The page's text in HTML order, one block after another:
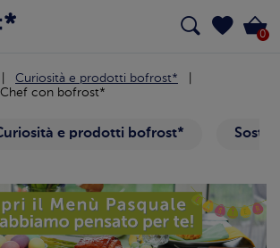
0
Curiosità e prodotti bofrost*
Chef con bofrost*
e prodotti bofrost*